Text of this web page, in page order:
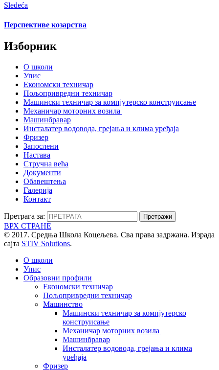
Sledeća
Перспективе козарства
Изборник
О школи
Упис
Економски техничар
Пољопривредни техничар
Машински техничар за компјутерско конструисање
Механичар моторних возила
Машинбравар
Инсталатер водовода, грејања и клима уређаја
Фризер
Запослени
Настава
Стручна већа
Документи
Обавештења
Галерија
Контакт
Претрага за:
ВРХ СТРАНЕ
© 2017. Средња Школа Коцељева. Сва права задржана. Израда
сајта STIV Solutions.
О школи
Упис
Образовни профили
Економски техничар
Пољопривредни техничар
Машинство
Машински техничар за компјутерско
конструисање
Механичар моторних возила
Машинбравар
Инсталатер водовода, грејања и клима
уређаја
Фризер